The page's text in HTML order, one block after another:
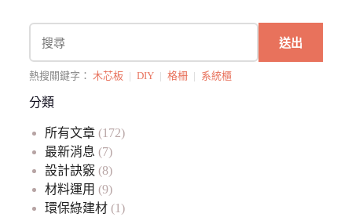
送出
熱搜關鍵字： 木芯板 | DIY | 格柵 | 系統櫃
分類
所有文章(172)
最新消息 (7)
設計訣竅(8)
材料運用 (9)
環保綠建材(1)